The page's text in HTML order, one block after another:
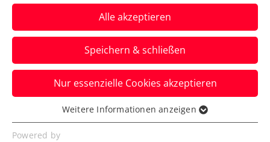
News filtern
Alle akzeptieren
Speichern & schließen
Nur essenzielle Cookies akzeptieren
Essenziell
Essenzielle Cookies werden für grundlegende
Weitere Informationen anzeigen
Powered by